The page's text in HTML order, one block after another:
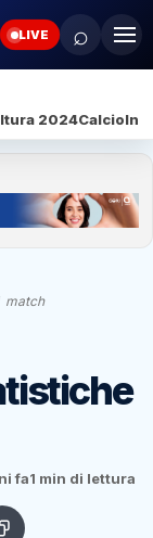
LIVE ⌕
2024Calcio
match
fa1 min di lettura